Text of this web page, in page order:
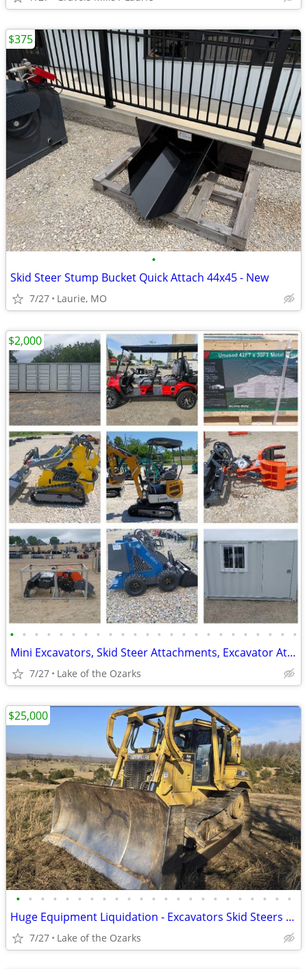
•
Skid Steer Stump Bucket Quick Attach 44x45 - New
7/27 Laurie, MO
$375
• • • • • • • • • • • • • • • • • • • • • • • •
Mini Excavators, Skid Steer Attachments, Excavator Attachments
7/27 Lake of the Ozarks
$2,000
• • • • • • • • • • • • • • • • • • • • • • •
Huge Equipment Liquidation - Excavators Skid Steers Dump Truck Trailer
7/27 Lake of the Ozarks
$25,000